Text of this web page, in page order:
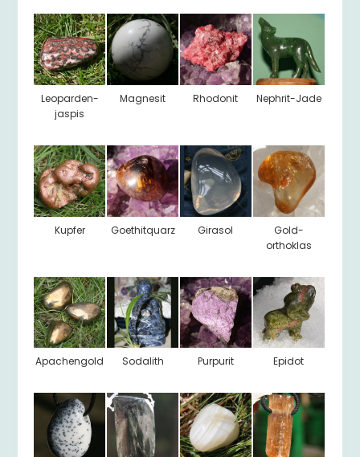
Leoparden-
jaspis
Magnesit Rhodonit Nephrit-Jade
Kupfer Goethitquarz Girasol
Gold-
orthoklas
Apachengold Sodalith Purpurit Epidot